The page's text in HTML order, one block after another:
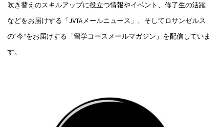
吹き替えのスキルアップに役立つ情報やイベント、修了生の活躍
などをお届けする「JVTAメールニュース」、そしてロサンゼルス
の"今"をお届けする「留学コースメールマガジン」を配信していま
す。